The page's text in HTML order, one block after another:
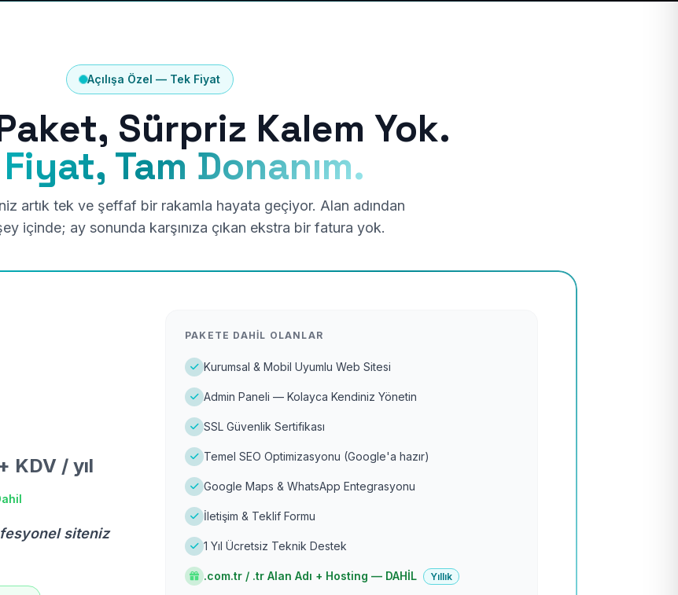
Açılışa Özel — Tek Fiyat
Sürpriz Kalem Yok.
Tam Donanım.
artık tek ve şeffaf bir rakamla hayata geçiyor. Alan adından
içinde; ay sonunda karşınıza çıkan ekstra bir fatura yok.
KDV / yıl
siteniz
PAKETE DAHIL OLANLAR
Kurumsal & Mobil Uyumlu Web Sitesi
Admin Paneli — Kolayca Kendiniz Yönetin
SSL Güvenlik Sertifikası
Temel SEO Optimizasyonu (Google'a hazır)
Google Maps & WhatsApp Entegrasyonu
İletişim & Teklif Formu
1 Yıl Ücretsiz Teknik Destek
.com.tr / .tr Alan Adı + Hosting — DAHİL Yıllık